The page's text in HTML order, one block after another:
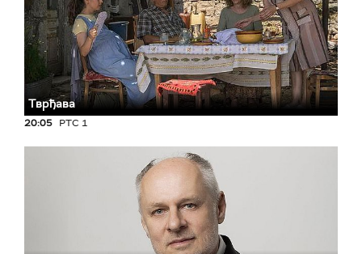
Тврђава
20:05 РТС 1